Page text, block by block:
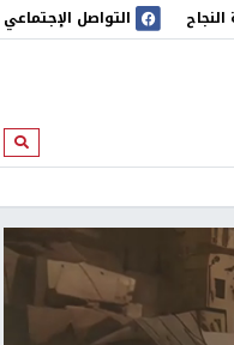
النجاح التواصل الإجتماعي
ابحث